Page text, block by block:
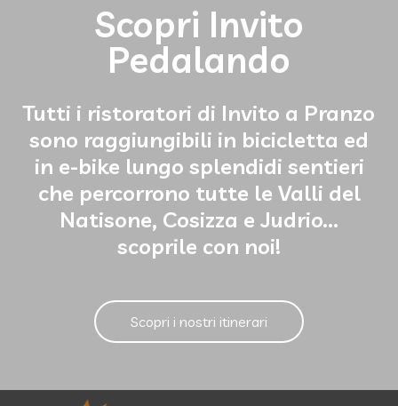
Scopri Invito
Pedalando
Tutti i ristoratori di Invito a Pranzo
sono raggiungibili in bicicletta ed
in e-bike lungo splendidi sentieri
che percorrono tutte le Valli del
Natisone, Cosizza e Judrio...
scoprile con noi!
Scopri i nostri itinerari